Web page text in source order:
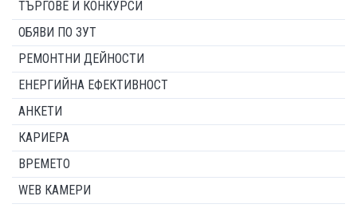
ТЪРГОВЕ И КОНКУРСИ
ОБЯВИ ПО ЗУТ
РЕМОНТНИ ДЕЙНОСТИ
ЕНЕРГИЙНА ЕФЕКТИВНОСТ
АНКЕТИ
КАРИЕРА
ВРЕМЕТО
WEB КАМЕРИ